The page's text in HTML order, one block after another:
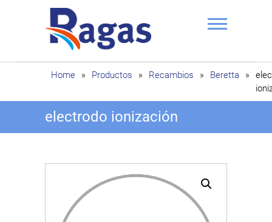
Ragas
Home » Productos » Recambios » Beretta »
electrodo ionización